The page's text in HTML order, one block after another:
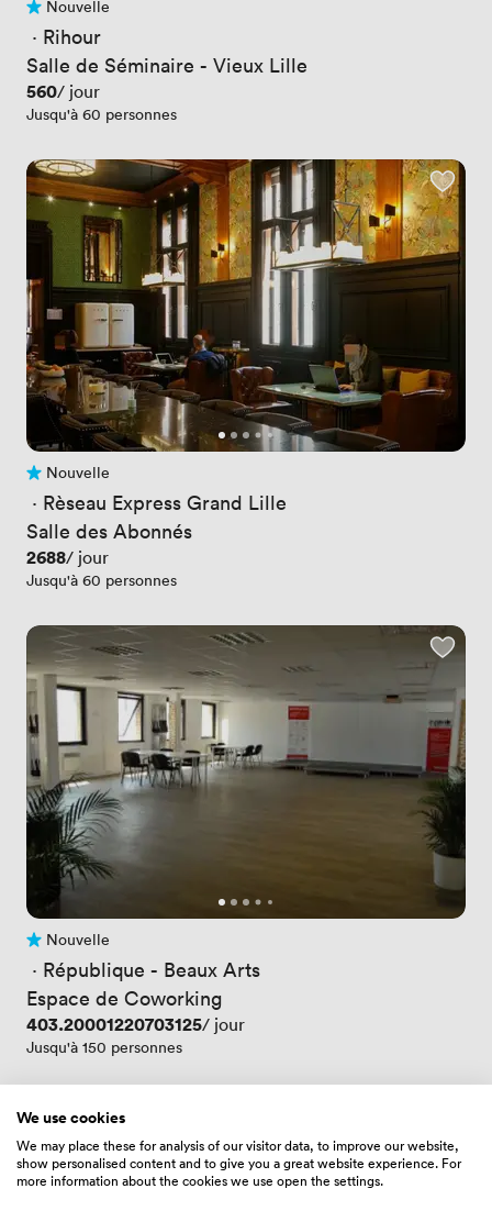
Pas encore d'avis
Nouvelle
· Rihour
Salle de Séminaire - Vieux Lille
Prix
560/ jour
Jusqu'à 60 personnes
Pas encore d'avis
Nouvelle
· Rèseau Express Grand Lille
Salle des Abonnés
Prix
2688/ jour
Jusqu'à 60 personnes
Pas encore d'avis
Nouvelle
· République - Beaux Arts
Espace de Coworking
Prix
403.20001220703125/ jour
Jusqu'à 150 personnes
We use cookies
We may place these for analysis of our visitor data, to improve our website,
show personalised content and to give you a great website experience. For
more information about the cookies we use open the settings.